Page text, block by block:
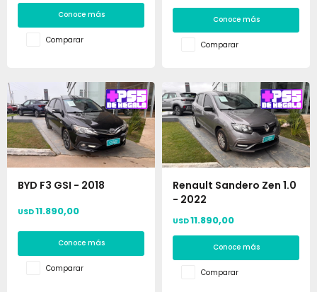
Conoce más
Comparar
Conoce más
Comparar
BYD F3 GSI - 2018
USD11.890,00
Conoce más
Comparar
Renault Sandero Zen 1.0
- 2022
USD11.890,00
Conoce más
Comparar